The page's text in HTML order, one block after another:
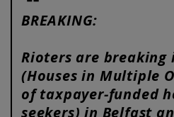
BREAKING:
Rioters are breaking
(Houses in Multiple
of taxpayer-funded
seekers) in Belfast